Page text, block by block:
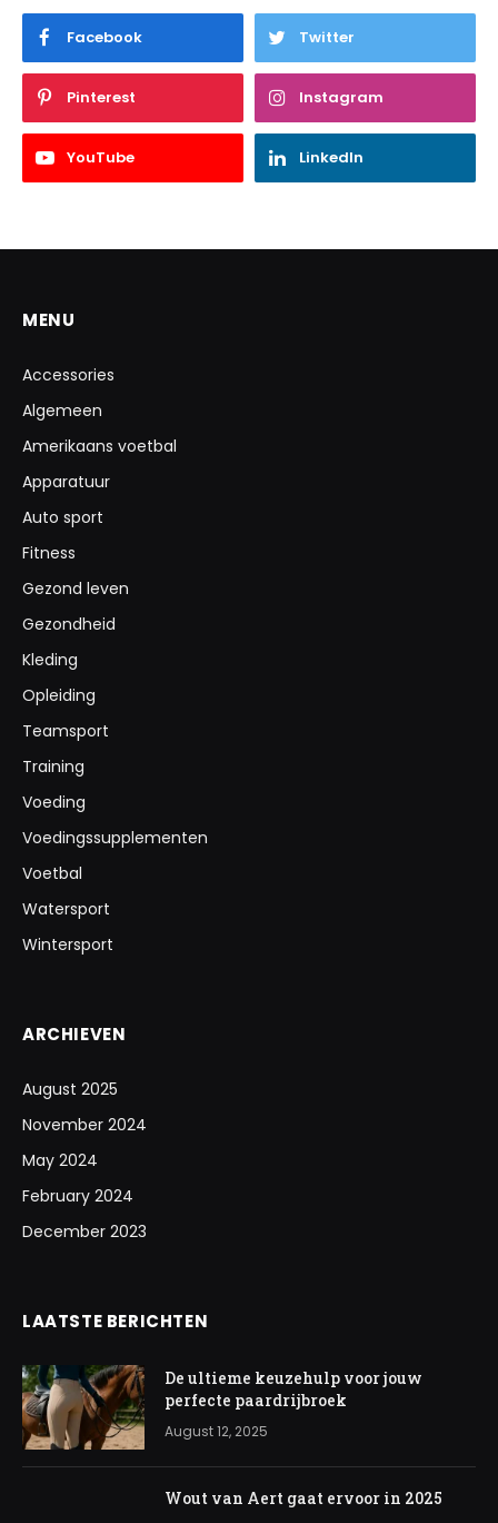
Facebook Twitter
Pinterest Instagram
YouTube LinkedIn
MENU
Accessories
Algemeen
Amerikaans voetbal
Apparatuur
Auto sport
Fitness
Gezond leven
Gezondheid
Kleding
Opleiding
Teamsport
Training
Voeding
Voedingssupplementen
Voetbal
Watersport
Wintersport
ARCHIEVEN
August 2025
November 2024
May 2024
February 2024
December 2023
LAATSTE BERICHTEN
De ultieme keuzehulp voor jouw
perfecte paardrijbroek
August 12, 2025
Wout van Aert gaat ervoor in 2025